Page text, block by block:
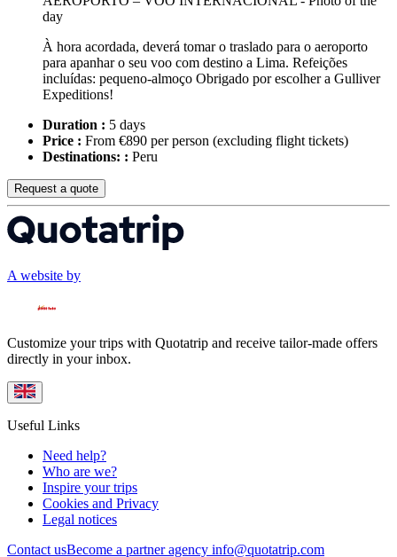
À hora acordada, deverá tomar o traslado para o aeroporto
para apanhar o seu voo com destino a Lima. Refeições
incluídas: pequeno-almoço Obrigado por escolher a Gulliver
Expeditions!
Duration : 5 days
Price : From €890 per person (excluding flight tickets)
Destinations: : Peru
Request a quote
A website by
Customize your trips with Quotatrip and receive tailor-made offers
directly in your inbox.
Useful Links
Need help?
Who are we?
Inspire your trips
Cookies and Privacy
Legal notices
Contact usBecome a partner agency info@quotatrip.com